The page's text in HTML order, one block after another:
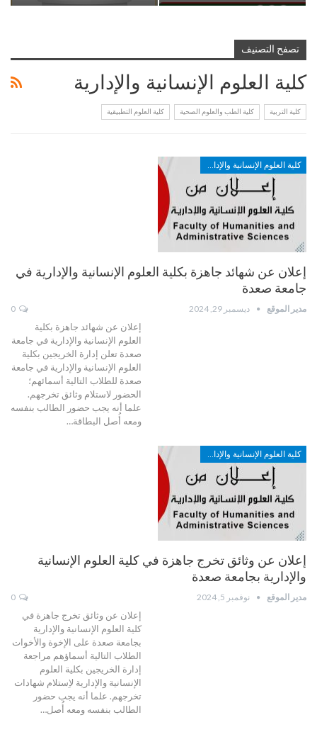
تصفح التصنيف
كلية العلوم الإنسانية والإدارية
كلية التربية كلية الطب والعلوم الصحية كلية العلوم التطبيقية
كلية العلوم الإنسانية والإدارية
إعلان عن شهائد جاهزة بكلية العلوم الإنسانية والإدارية في
جامعة صعدة
مدير الموقع ديسمبر 29, 2024
إعلان عن شهائد جاهزة بكلية
العلوم الإنسانية والإدارية في جامعة
صعدة تعلن إدارة الخريجين بكلية
العلوم الإنسانية والإدارية في جامعة
صعدة للطلاب التالية أسمائهم؛
الحضور لاستلام وثائق تخرجهم.
علما أنه يجب حضور الطالب بنفسه
ومعه أُصل البطاقة…
إعلان عن وثائق تخرج جاهزة في كلية العلوم الإنسانية
والإدارية بجامعة صعدة
مدير الموقع نوفمبر 5, 2024
إعلان عن وثائق تخرج جاهزة في
كلية العلوم الإنسانية والإدارية
بجامعة صعدة على الإخوة والأخوات
الطلاب التالية أسماؤهم مراجعة
إدارة الخريجين بكلية العلوم
الإنسانية والإدارية لاِستلام شهادات
تخرجهم. علما أنه يجب حضور
الطالب بنفسه ومعه أُصل…